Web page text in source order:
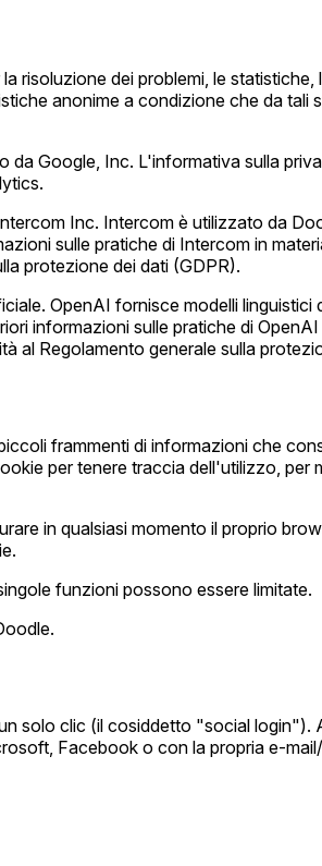
risoluzione dei problemi, le statistiche,
anonime a condizione che da
Google, Inc. L'informativa sulla
Inc. Intercom è utilizzato da
sulle pratiche di Intercom in
protezione dei dati (GDPR).
OpenAI fornisce modelli
informazioni sulle pratiche di
al Regolamento generale sulla
frammenti di informazioni che
per tenere traccia dell'utilizzo, per
in qualsiasi momento il proprio
funzioni possono essere limitate.
solo clic (il cosiddetto "social login").
Facebook o con la propria e-